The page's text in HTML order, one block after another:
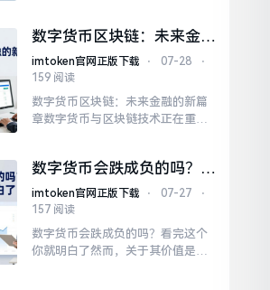
车，一天跌个百分之十几都不稀
奇。买数字货币股票，本质上是在
赌整个行业的未来。而且别只盯着
技股或者指数基金。数字货币股票
波动剧烈，适合快进快出，设好止
数字货币区块链：未来金融
的新篇章
imtoken官网正版下载 ⋅ 07-28
⋅
159 阅读
数字货币区块链：未来金融的新篇
章数字货币与区块链技术正在重塑
明度。本文将探讨数字货币和区块
链技术的结合如何影响金融市场，
以及未来的发展趋势。进一步而
性，在交易领域带来了诸多变革。
数字货币和区块链技术的发展为金
数字货币会跌成负的吗？看
完这个你就明白了
imtoken官网正版下载 ⋅ 07-27
⋅
157 阅读
数字货币会跌成负的吗？看完这个
你就明白了然而，关于其价值是否